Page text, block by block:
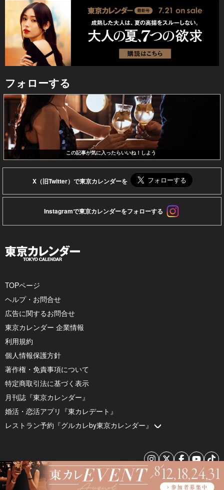
フォローする
この記事が気に入ったらいいね！しよう
X（旧Twitter）で東京カレンダーを
Instagramで東京カレンダーをフォローする
TOPページ
ヘルプ・お問合せ
広告に関するお問合せ
東京カレンダー 企業情報
利用規約
個人情報保護方針
著作権・免責事項について
特定商取引法に基づく表示
月刊誌『東京カレンダー』
婚活・恋活アプリ『東カレデート』
レストラン予約『グルカレby東京カレンダー』
© 2026 by Tokyo Calendar, Inc.